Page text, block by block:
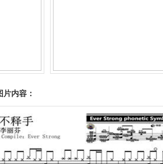
内容：